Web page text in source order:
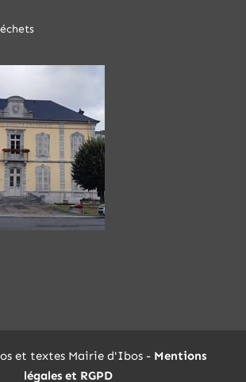
et textes Mairie d'Ibos - Mentions
légales et RGPD